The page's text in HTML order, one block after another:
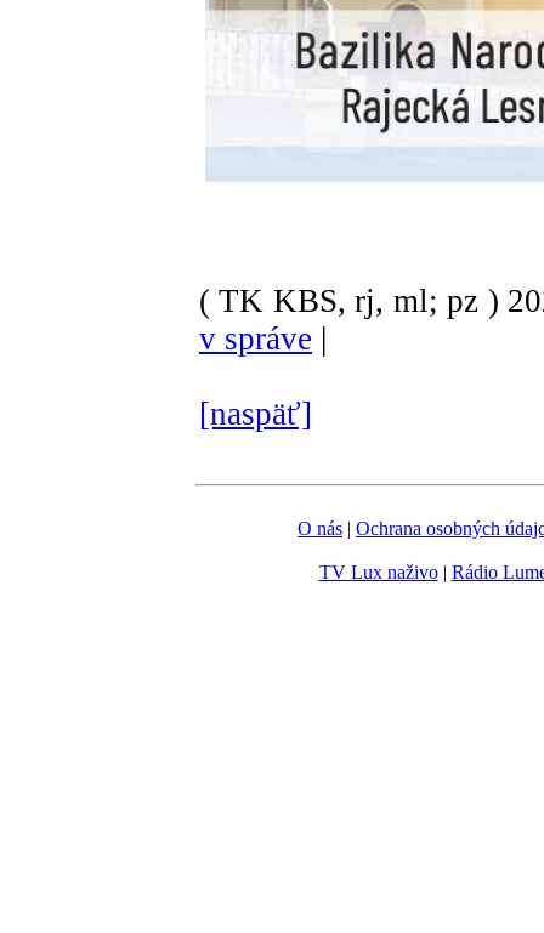
( TK KBS, rj, ml; pz )
v správe |
[naspäť]
O nás | Ochrana osobných
TV Lux naživo| Rádio